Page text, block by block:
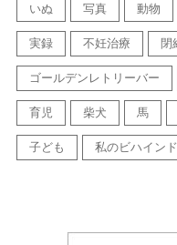
いぬ 写真 動物
実録 不妊治療 閉
ゴールデンレトリーバー
育児 柴犬 馬
子ども 私のビハイン